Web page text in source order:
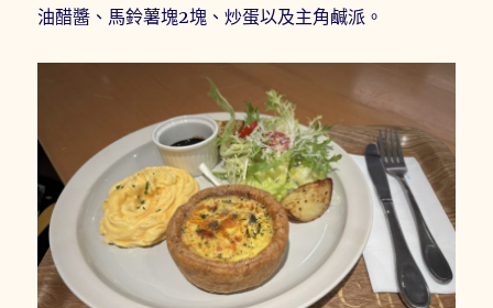
油醋醬、馬鈴薯塊2塊、炒蛋以及主角鹹派。